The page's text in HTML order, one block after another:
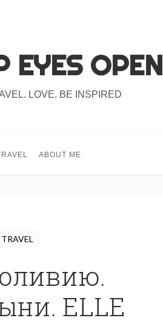
EYES OPEN
LOVE. BE INSPIRED
ABOUT ME
TRAVEL
ELLE